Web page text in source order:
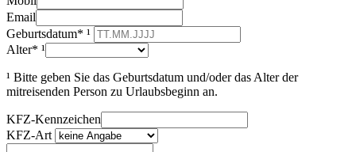
Email
Geburtsdatum* ¹
Alter* ¹
¹ Bitte geben Sie das Geburtsdatum und/oder das Alter der
mitreisenden Person zu Urlaubsbeginn an.
KFZ-Kennzeichen
KFZ-Art